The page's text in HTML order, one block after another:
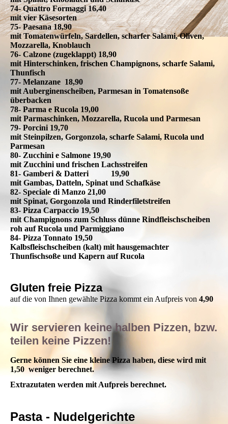
74- Quattro Formaggi 16,40
mit vier Käsesorten
75- Paesana 18,90
mit Tomatenwürfeln, Sardellen, scharfer Salami, Oliven,
Mozzarella, Knoblauch
76- Calzone (zugeklappt) 18,90
mit Hinterschinken, frischen Champignons, scharfe Salami,
Thunfisch
77- Melanzane 18,90
mit Auberginenscheiben, Parmesan in Tomatensoße
überbacken
78- Parma e Rucola 19,00
mit Parmaschinken, Mozzarella, Rucola und Parmesan
79- Porcini 19,70
mit Steinpilzen, Gorgonzola, scharfe Salami, Rucola und
Parmesan
80- Zucchini e Salmone 19,90
mit Zucchini und frischen Lachsstreifen
81- Gamberi & Datteri 19,90
mit Gambas, Datteln, Spinat und Schafkäse
82- Speciale di Manzo 21,00
mit Spinat, Gorgonzola und Rinderfiletstreifen
83- Pizza Carpaccio 19,50
mit Champignons zum Schluss dünne Rindfleischscheiben
roh auf Rucola und Parmiggiano
84- Pizza Tonnato 19,50
Kalbsfleischscheiben (kalt) mit hausgemachter
Thunfischsoße und Kapern auf Rucola
Gluten freie Pizza
auf die von Ihnen gewählte Pizza kommt ein Aufpreis von 4,90
Wir servieren keine halben Pizzen, bzw.
teilen keine Pizzen!
Gerne können Sie eine kleine Pizza haben, diese wird mit
1,50 weniger berechnet.
Extrazutaten werden mit Aufpreis berechnet.
Pasta - Nudelgerichte